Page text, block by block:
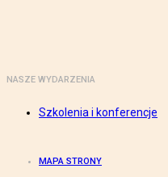
NASZE WYDARZENIA
Szkolenia i konferencje
MAPA STRONY